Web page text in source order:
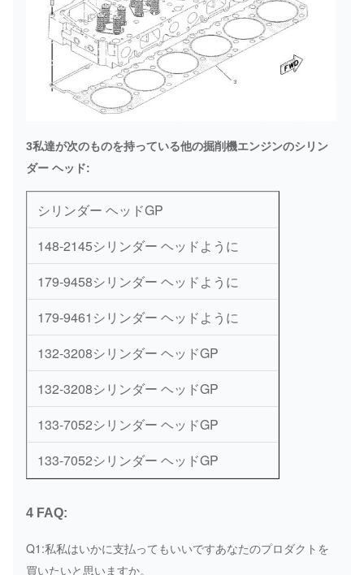
3私達が次のものを持っている他の掘削機エンジンのシリン
ダー ヘッド:
シリンダー ヘッドGP
148-2145シリンダー ヘッドように
179-9458シリンダー ヘッドように
179-9461シリンダー ヘッドように
132-3208シリンダー ヘッドGP
132-3208シリンダー ヘッドGP
133-7052シリンダー ヘッドGP
133-7052シリンダー ヘッドGP
4 FAQ:
Q1:私私はいかに支払ってもいいですあなたのプロダクトを
買いたいと思いますか。